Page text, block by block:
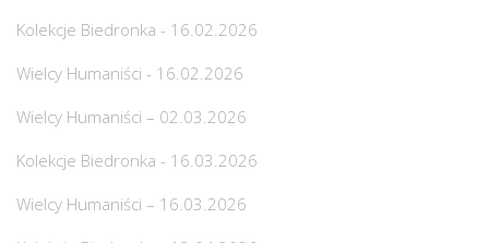
Kolekcje Biedronka - 16.02.2026
Wielcy Humaniści - 16.02.2026
Wielcy Humaniści – 02.03.2026
Kolekcje Biedronka - 16.03.2026
Wielcy Humaniści – 16.03.2026